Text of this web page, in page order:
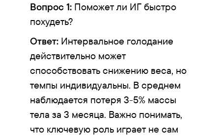
Вопрос 1:Поможет ли ИГ быстро
похудеть?
Ответ:Интервальное голодание
действительно может
способствовать снижению веса, но
темпы индивидуальны. В среднем
наблюдается потеря 3-5% массы
тела за 3 месяца. Важно понимать,
что ключевую роль играет не сам